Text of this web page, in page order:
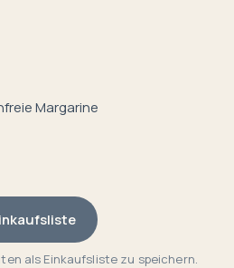
Margarine
als Einkaufsliste zu speichern.